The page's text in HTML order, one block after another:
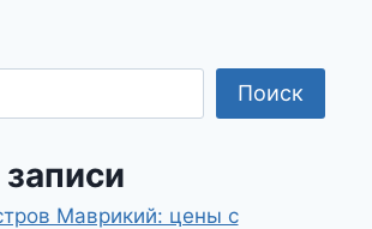
Поиск
Маврикий: цены с